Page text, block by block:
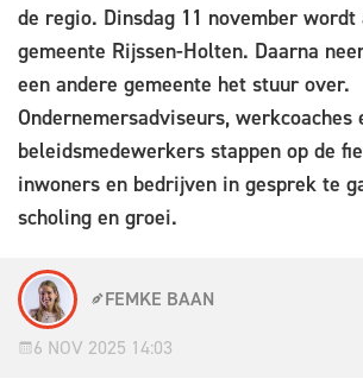
de regio. Dinsdag 11 november
gemeente Rijssen-Holten. Daarna
een andere gemeente het stuur over.
Ondernemersadviseurs, werkcoaches
beleidsmedewerkers stappen op de
inwoners en bedrijven in gesprek te
scholing en groei.
FEMKE BAAN
6 NOV 2025 14:03